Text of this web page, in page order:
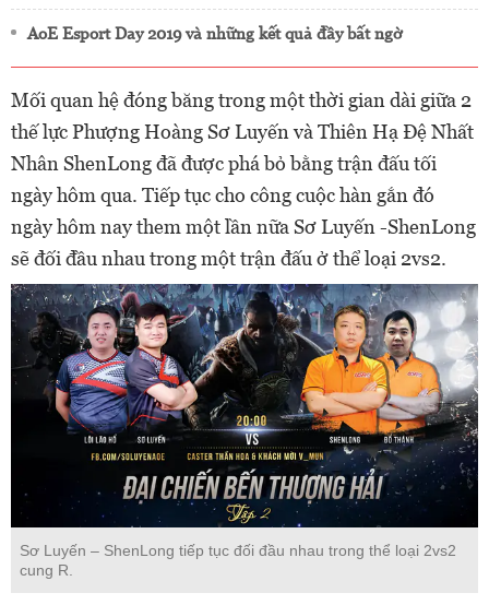
AoE Esport Day 2019 và những kết quả đầy bất ngờ
Mối quan hệ đóng băng trong một thời gian dài giữa 2
thế lực Phượng Hoàng Sơ Luyến và Thiên Hạ Đệ Nhất
Nhân ShenLong đã được phá bỏ bằng trận đấu tối
ngày hôm qua. Tiếp tục cho công cuộc hàn gắn đó
ngày hôm nay them một lần nữa Sơ Luyến -ShenLong
sẽ đối đầu nhau trong một trận đấu ở thể loại 2vs2.
Sơ Luyến – ShenLong tiếp tục đối đầu nhau trong thể loại 2vs2
cung R.